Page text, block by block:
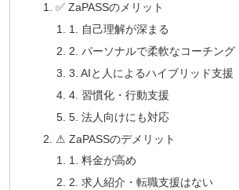
✅ ZaPASSのメリット
1. 自己理解が深まる
2. パーソナルで柔軟なコーチング
3. AIと人によるハイブリッド支援
4. 習慣化・行動支援
5. 法人向けにも対応
⚠ ZaPASSのデメリット
1. 料金が高め
2. 求人紹介・転職支援はない